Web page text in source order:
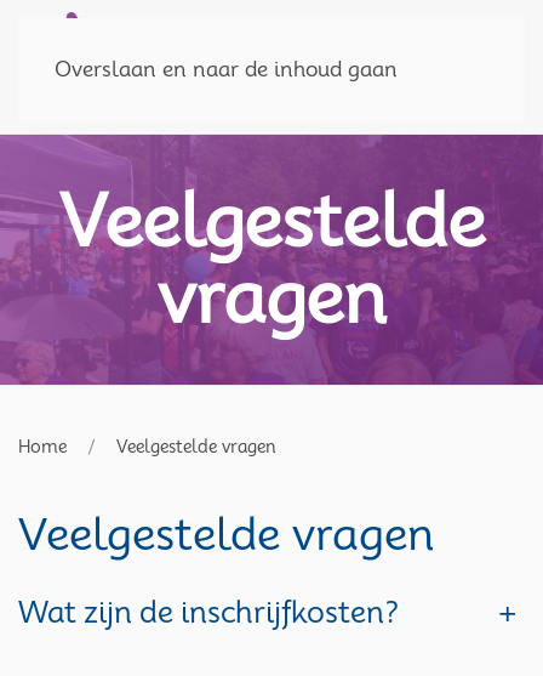
Overslaan en naar de inhoud gaan
Doneer
Veelgestelde
vragen
Home Veelgestelde vragen
Veelgestelde vragen
Wat zijn de inschrijfkosten? +